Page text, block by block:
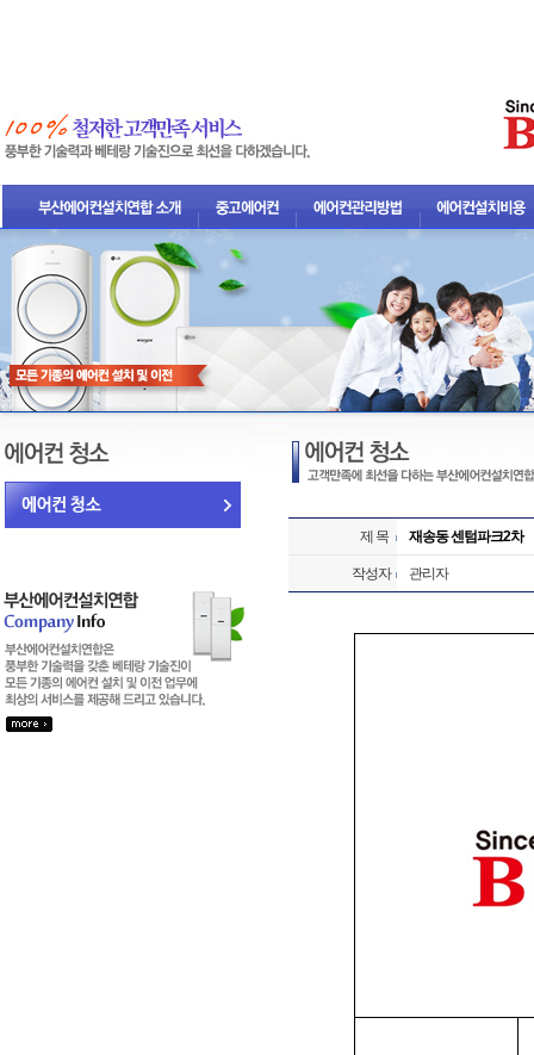
제 목 재송동 센텀파크2차
작성자 관리자